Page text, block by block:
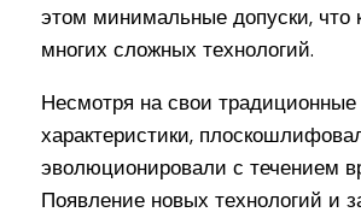
этом минимальные допуски, что
многих сложных технологий.
Несмотря на свои традиционные
характеристики,
эволюционировали с течением
Появление новых технологий и